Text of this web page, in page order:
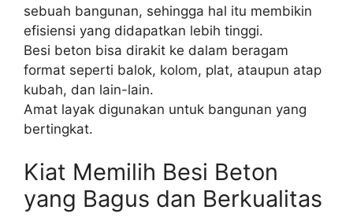
sebuah bangunan, sehingga hal itu membikin
efisiensi yang didapatkan lebih tinggi.
Besi beton bisa dirakit ke dalam beragam
format seperti balok, kolom, plat, ataupun atap
kubah, dan lain-lain.
Amat layak digunakan untuk bangunan yang
bertingkat.
Kiat Memilih Besi Beton
yang Bagus dan Berkualitas